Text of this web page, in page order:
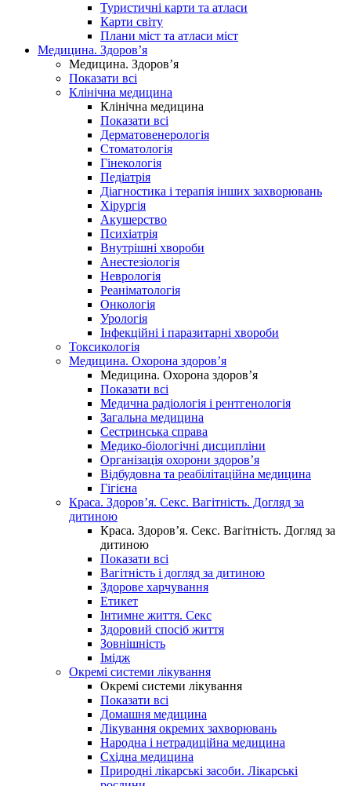
Туристичні карти та атласи
Карти світу
Плани міст та атласи міст
Медицина. Здоров’я
Медицина. Здоров’я
Показати всі
Клінічна медицина
Клінічна медицина
Показати всі
Дерматовенерологія
Стоматологія
Гінекологія
Педіатрія
Діагностика і терапія інших захворювань
Хірургія
Акушерство
Психіатрія
Внутрішні хвороби
Анестезіологія
Неврологія
Реаніматологія
Онкологія
Урологія
Інфекційні і паразитарні хвороби
Токсикологія
Медицина. Охорона здоров’я
Медицина. Охорона здоров’я
Показати всі
Медична радіологія і рентгенологія
Загальна медицина
Сестринська справа
Медико-біологічні дисципліни
Організація охорони здоров’я
Відбудовна та реабілітаційна медицина
Гігієна
Краса. Здоров’я. Секс. Вагітність. Догляд за
дитиною
Краса. Здоров’я. Секс. Вагітність. Догляд за
дитиною
Показати всі
Вагітність і догляд за дитиною
Здорове харчування
Етикет
Інтимне життя. Секс
Здоровий спосіб життя
Зовнішність
Імідж
Окремі системи лікування
Окремі системи лікування
Показати всі
Домашня медицина
Лікування окремих захворювань
Народна і нетрадиційна медицина
Східна медицина
Природні лікарські засоби. Лікарські